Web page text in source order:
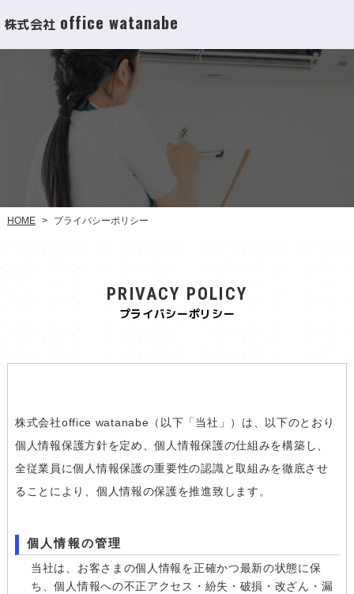
株式会社 office watanabe
HOME > プライバシーポリシー
PRIVACY POLICY
プライバシーポリシー
株式会社office watanabe（以下「当社」）は、以下のとおり
個人情報保護方針を定め、個人情報保護の仕組みを構築し、
全従業員に個人情報保護の重要性の認識と取組みを徹底させ
ることにより、個人情報の保護を推進致します。
個人情報の管理
当社は、お客さまの個人情報を正確かつ最新の状態に保
ち、個人情報への不正アクセス・紛失・破損・改ざん・漏